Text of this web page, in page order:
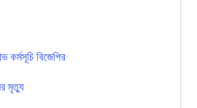
কর্মসূচি বিজেপির
মৃত্যু